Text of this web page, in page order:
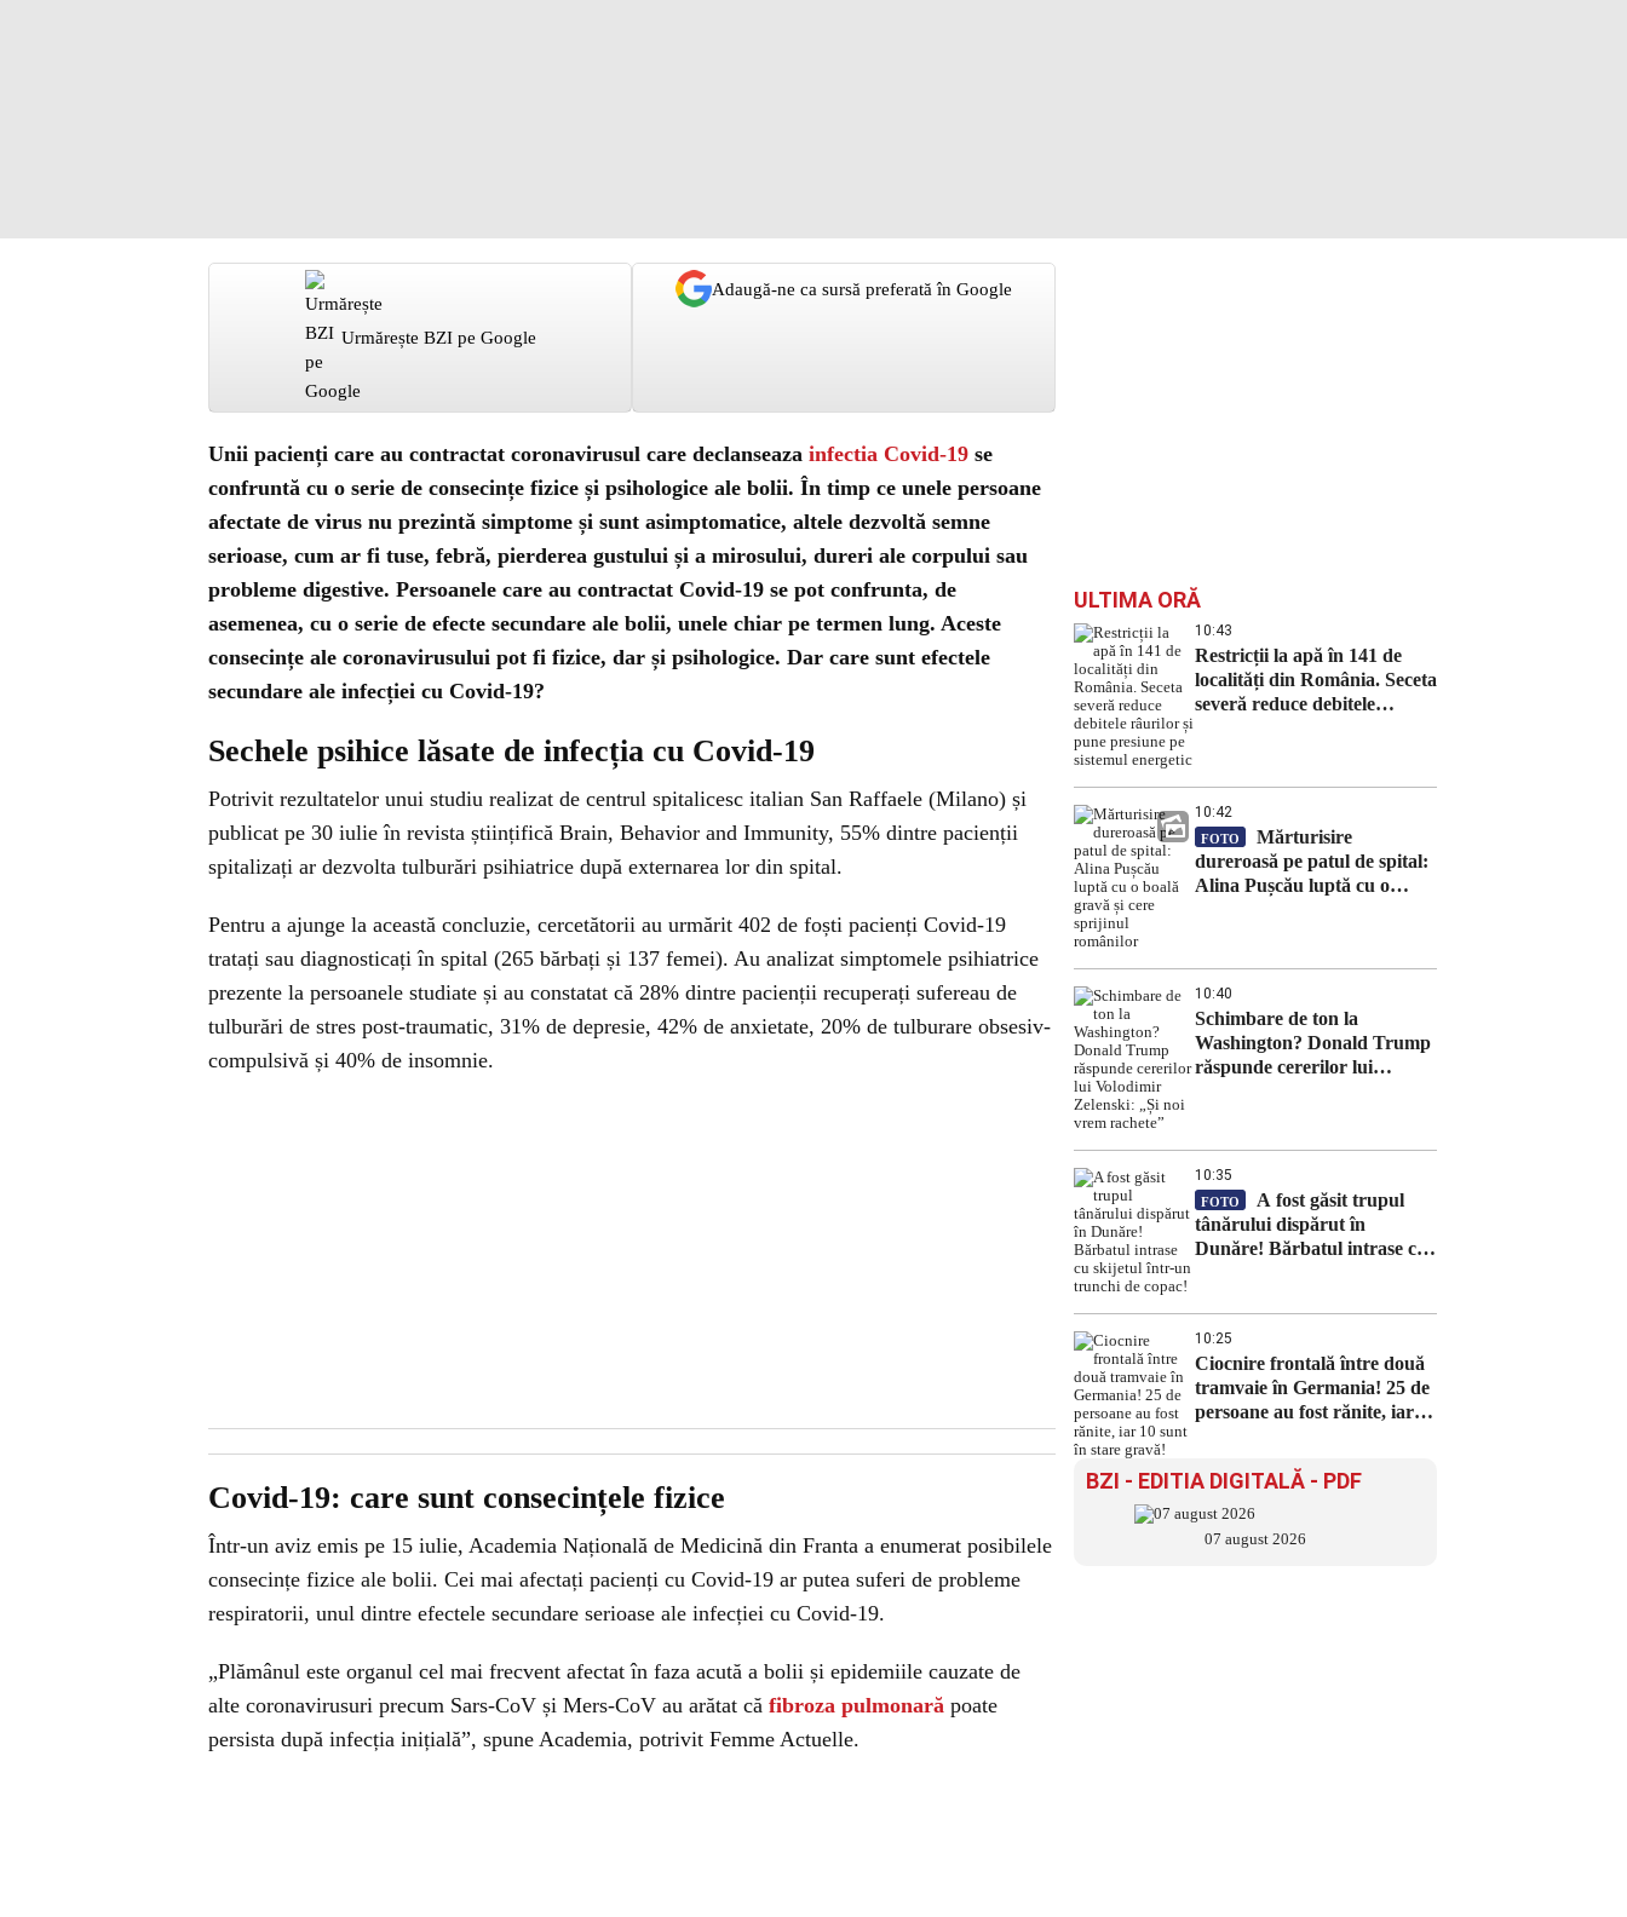
Urmărește BZI pe Google
Adaugă-ne ca sursă preferată în Google
Unii pacienți care au contractat coronavirusul care declanseaza infectia Covid-19 se
confruntă cu o serie de consecințe fizice și psihologice ale bolii. În timp ce unele persoane
afectate de virus nu prezintă simptome și sunt asimptomatice, altele dezvoltă semne
serioase, cum ar fi tuse, febră, pierderea gustului și a mirosului, dureri ale corpului sau
probleme digestive. Persoanele care au contractat Covid-19 se pot confrunta, de
asemenea, cu o serie de efecte secundare ale bolii, unele chiar pe termen lung. Aceste
consecințe ale coronavirusului pot fi fizice, dar și psihologice. Dar care sunt efectele
secundare ale infecției cu Covid-19?
Sechele psihice lăsate de infecția cu Covid-19
Potrivit rezultatelor unui studiu realizat de centrul spitalicesc italian San Raffaele (Milano) și
publicat pe 30 iulie în revista științifică Brain, Behavior and Immunity, 55% dintre pacienții
spitalizați ar dezvolta tulburări psihiatrice după externarea lor din spital.
Pentru a ajunge la această concluzie, cercetătorii au urmărit 402 de foști pacienți Covid-19
tratați sau diagnosticați în spital (265 bărbați și 137 femei). Au analizat simptomele psihiatrice
prezente la persoanele studiate și au constatat că 28% dintre pacienții recuperați sufereau de
tulburări de stres post-traumatic, 31% de depresie, 42% de anxietate, 20% de tulburare obsesiv-
compulsivă și 40% de insomnie.
Covid-19: care sunt consecințele fizice
Într-un aviz emis pe 15 iulie, Academia Națională de Medicină din Franta a enumerat posibilele
consecințe fizice ale bolii. Cei mai afectați pacienți cu Covid-19 ar putea suferi de probleme
respiratorii, unul dintre efectele secundare serioase ale infecției cu Covid-19.
„Plămânul este organul cel mai frecvent afectat în faza acută a bolii și epidemiile cauzate de
alte coronavirusuri precum Sars-CoV și Mers-CoV au arătat că fibroza pulmonară poate
persista după infecția inițială”, spune Academia, potrivit Femme Actuelle.
ULTIMA ORĂ
10:43
Restricții la apă în 141 de
localități din România. Seceta
severă reduce debitele
10:42
FOTO
Mărturisire
dureroasă pe patul de spital:
Alina Pușcău luptă cu o
10:40
Schimbare de ton la
Washington? Donald Trump
răspunde cererilor lui
10:35
FOTO
A fost găsit trupul
tânărului dispărut în
Dunăre! Bărbatul intrase cu
10:25
Ciocnire frontală între două
tramvaie în Germania! 25 de
persoane au fost rănite, iar
BZI - EDITIA DIGITALĂ - PDF
07 august 2026